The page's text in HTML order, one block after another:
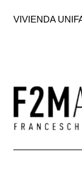
VIVIENDA